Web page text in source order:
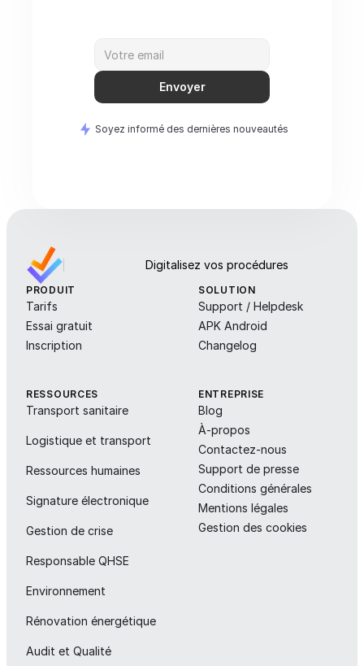
Envoyer
Soyez informé des dernières nouveautés
Digitalisez vos procédures
PRODUIT
Tarifs
Essai gratuit
Inscription
SOLUTION
Support / Helpdesk
APK Android
Changelog
RESSOURCES
Transport sanitaire
Logistique et transport
Ressources humaines
Signature électronique
Gestion de crise
Responsable QHSE
Environnement
Rénovation énergétique
Audit et Qualité
ENTREPRISE
Blog
À-propos
Contactez-nous
Support de presse
Conditions générales
Mentions légales
Gestion des cookies